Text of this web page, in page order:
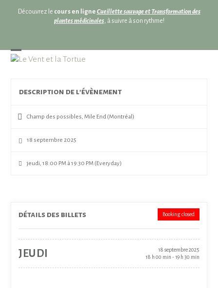
Découvrez le cours en ligne Cueillette sauvage et Transformation des
plantes médicinales, à suivre à son rythme!
Open
menu
Close
menu
description de l'évènement
Champ des possibles, Mile End (Montréal)
18 septembre 2025
jeudi, 18:00 PM à 19:30 PM (Everyday)
Booking closed
détails des billets
JEUDI
18 septembre 2025
18 h 00 min - 19 h 30 min